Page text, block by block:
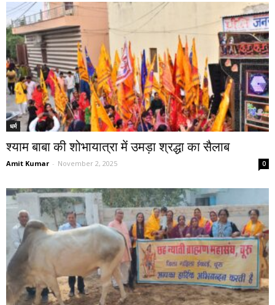
धर्म
श्याम बाबा की शोभायात्रा में उमड़ा श्रद्धा का सैलाब
Amit Kumar - November 2, 2025 0